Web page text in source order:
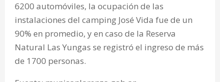
6200 automóviles, la ocupación de las
instalaciones del camping José Vida fue de un
90% en promedio, y en caso de la Reserva
Natural Las Yungas se registró el ingreso de más
de 1700 personas.